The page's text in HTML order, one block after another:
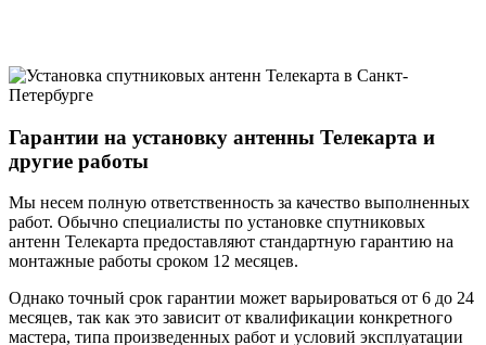
Гарантии на установку антенны Телекарта и
другие работы
Мы несем полную ответственность за качество выполненных
работ. Обычно специалисты по установке спутниковых
антенн Телекарта предоставляют стандартную гарантию на
монтажные работы сроком 12 месяцев.
Однако точный срок гарантии может варьироваться от 6 до 24
месяцев, так как это зависит от квалификации конкретного
мастера, типа произведенных работ и условий эксплуатации